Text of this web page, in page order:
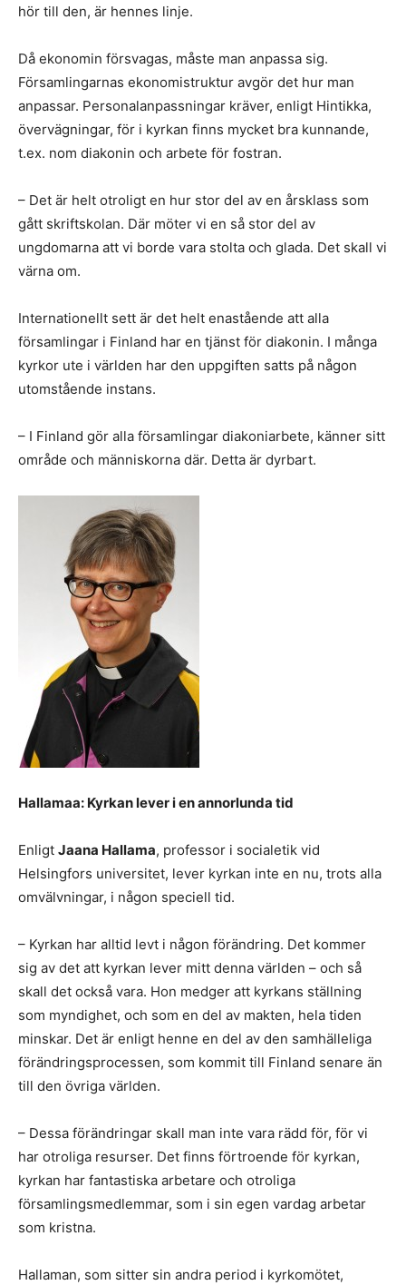
hör till den, är hennes linje.
Då ekonomin försvagas, måste man anpassa sig.
Församlingarnas ekonomistruktur avgör det hur man
anpassar. Personalanpassningar kräver, enligt Hintikka,
övervägningar, för i kyrkan finns mycket bra kunnande,
t.ex. nom diakonin och arbete för fostran.
– Det är helt otroligt en hur stor del av en årsklass som
gått skriftskolan. Där möter vi en så stor del av
ungdomarna att vi borde vara stolta och glada. Det skall vi
värna om.
Internationellt sett är det helt enastående att alla
församlingar i Finland har en tjänst för diakonin. I många
kyrkor ute i världen har den uppgiften satts på någon
utomstående instans.
– I Finland gör alla församlingar diakoniarbete, känner sitt
område och människorna där. Detta är dyrbart.
Hallamaa: Kyrkan lever i en annorlunda tid
Enligt Jaana Hallama, professor i socialetik vid
Helsingfors universitet, lever kyrkan inte en nu, trots alla
omvälvningar, i någon speciell tid.
– Kyrkan har alltid levt i någon förändring. Det kommer
sig av det att kyrkan lever mitt denna världen – och så
skall det också vara. Hon medger att kyrkans ställning
som myndighet, och som en del av makten, hela tiden
minskar. Det är enligt henne en del av den samhälleliga
förändringsprocessen, som kommit till Finland senare än
till den övriga världen.
– Dessa förändringar skall man inte vara rädd för, för vi
har otroliga resurser. Det finns förtroende för kyrkan,
kyrkan har fantastiska arbetare och otroliga
församlingsmedlemmar, som i sin egen vardag arbetar
som kristna.
Hallaman, som sitter sin andra period i kyrkomötet,